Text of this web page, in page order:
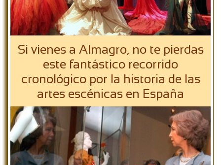
Si vienes a Almagro, no te pierdas
este fantástico recorrido
cronológico por la historia de las
artes escénicas en España